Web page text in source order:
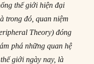
thế giới hiện đại
trong đó, quan niệm
Theory) đóng
phá những quan hệ
giới ngày nay, là